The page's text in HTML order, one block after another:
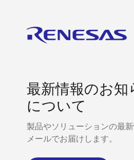
最新情報のお知
について
製品やソリューションの最
メールでお届けします。